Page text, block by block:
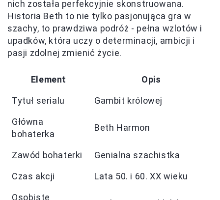
nich została perfekcyjnie skonstruowana.
Historia Beth to nie tylko pasjonująca gra w
szachy, to prawdziwa podróż - pełna wzlotów i
upadków, która uczy o determinacji, ambicji i
pasji zdolnej zmienić życie.
Element Opis
Tytuł serialu Gambit królowej
Główna
bohaterka
Beth Harmon
Zawód bohaterki Genialna szachistka
Czas akcji Lata 50. i 60. XX wieku
Osobiste